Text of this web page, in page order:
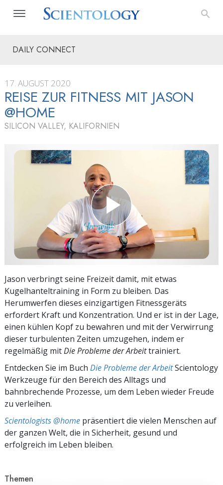
DAILY CONNECT
17. AUGUST 2020
REISE ZUR FITNESS MIT JASON
@HOME
SILICON VALLEY, KALIFORNIEN
Jason verbringt seine Freizeit damit, mit etwas
Kugelhanteltraining in Form zu bleiben. Das
Herumwerfen dieses einzigartigen Fitnessgeräts
erfordert Kraft und Konzentration. Und er ist in der Lage,
einen kühlen Kopf zu bewahren und mit der Verwirrung
dieser turbulenten Zeiten umzugehen, indem er
regelmäßig mitDie Probleme der Arbeittrainiert.
Entdecken Sie im Buch Die Probleme der ArbeitScientology
Werkzeuge für den Bereich des Alltags und
bahnbrechende Prozesse, um dem Leben wieder Freude
zu verleihen.
Scientologists @home präsentiert die vielen Menschen auf
der ganzen Welt, die in Sicherheit, gesund und
erfolgreich im Leben bleiben.
Themen